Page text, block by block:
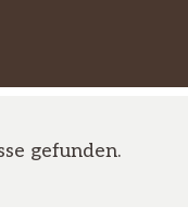
gefunden.